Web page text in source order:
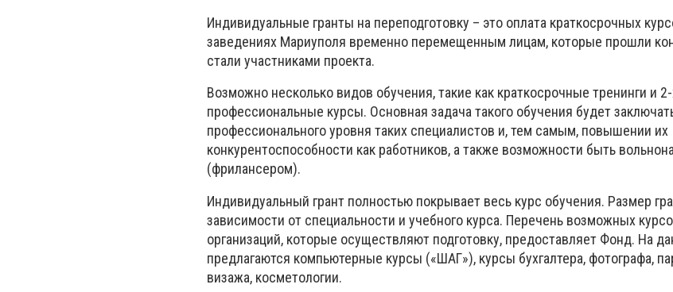
Индивидуальные гранты на переподготовку – это оплата краткосрочных
заведениях Мариуполя временно перемещенным лицам, которые прошли
стали участниками проекта.
Возможно несколько видов обучения, такие как краткосрочные тренинги и
профессиональные курсы. Основная задача такого обучения будет
профессионального уровня таких специалистов и, тем самым, повышении их
конкурентоспособности как работников, а также возможности быть
(фрилансером).
Индивидуальный грант полностью покрывает весь курс обучения. Размер
зависимости от специальности и учебного курса. Перечень возможных
организаций, которые осуществляют подготовку, предоставляет Фонд. На
предлагаются компьютерные курсы («ШАГ»), курсы бухгалтера, фотографа,
визажа, косметологии.